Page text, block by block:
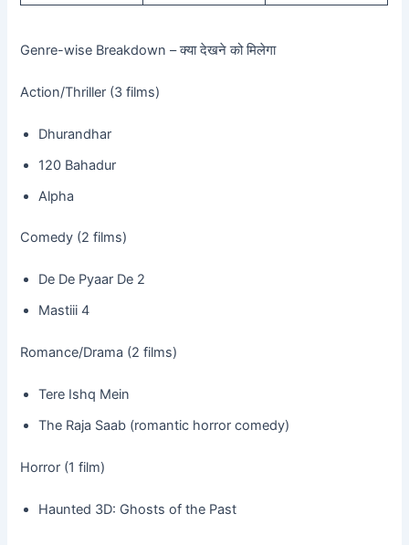
Genre-wise Breakdown – क्या देखने को मिलेगा
Action/Thriller (3 films)
Dhurandhar
120 Bahadur
Alpha
Comedy (2 films)
De De Pyaar De 2
Mastiii 4
Romance/Drama (2 films)
Tere Ishq Mein
The Raja Saab (romantic horror comedy)
Horror (1 film)
Haunted 3D: Ghosts of the Past